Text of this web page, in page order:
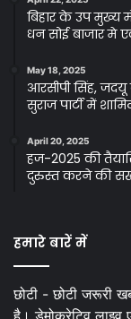
बिहार के उप मुख्य
धन सोई बाजार मे
May 18, 2025
आरसीपी सिंह, जदयू
सुराज पार्टी में
April 20, 2025
हज-2025 की
दुरुस्त करने की
हमारे बारें में
छोटी - छोटी जरूरी
है। डेमोक्रेटिव लाइव